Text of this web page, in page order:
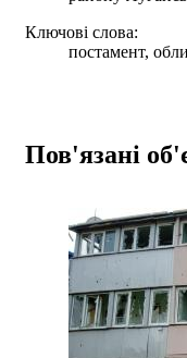
Ключові слова:
постамент,
Пов'язані